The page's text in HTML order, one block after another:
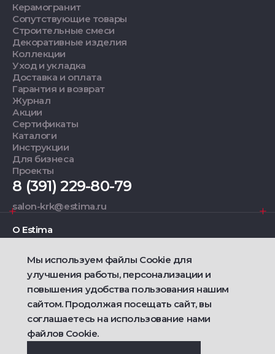
Керамогранит
Сопутствующие товары
Строительные смеси
Декоративные изделия
Коллекции
Уход и укладка
Доставка и оплата
Гарантия и возврат
Журнал
Акции
Сертификаты
Каталоги
Инструкции
Для бизнеса
Проекты
8 (391) 229-80-79
salon-krk@estima.ru
О Estima
Дизайнерам
Фирменные салоны
2021 — 2026 © Estima
Политика конфиденциальности
Договор публичной оферты о продаже товаров
Мы используем файлы Cookie для
улучшения работы, персонализации и
повышения удобства пользования нашим
сайтом. Продолжая посещать сайт, вы
соглашаетесь на использование нами
файлов Cookie.